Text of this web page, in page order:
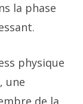
la phase
physique
une
de la